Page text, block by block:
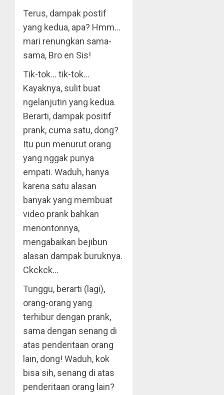
Terus, dampak postif
yang kedua, apa? Hmm…
mari renungkan sama-
sama, Bro en Sis!
Tik-tok… tik-tok…
Kayaknya, sulit buat
ngelanjutin yang kedua.
Berarti, dampak positif
prank, cuma satu, dong?
Itu pun menurut orang
yang nggak punya
empati. Waduh, hanya
karena satu alasan
banyak yang membuat
video prank bahkan
menontonnya,
mengabaikan bejibun
alasan dampak buruknya.
Ckckck…
Tunggu, berarti (lagi),
orang-orang yang
terhibur dengan prank,
sama dengan senang di
atas penderitaan orang
lain, dong! Waduh, kok
bisa sih, senang di atas
penderitaan orang lain?